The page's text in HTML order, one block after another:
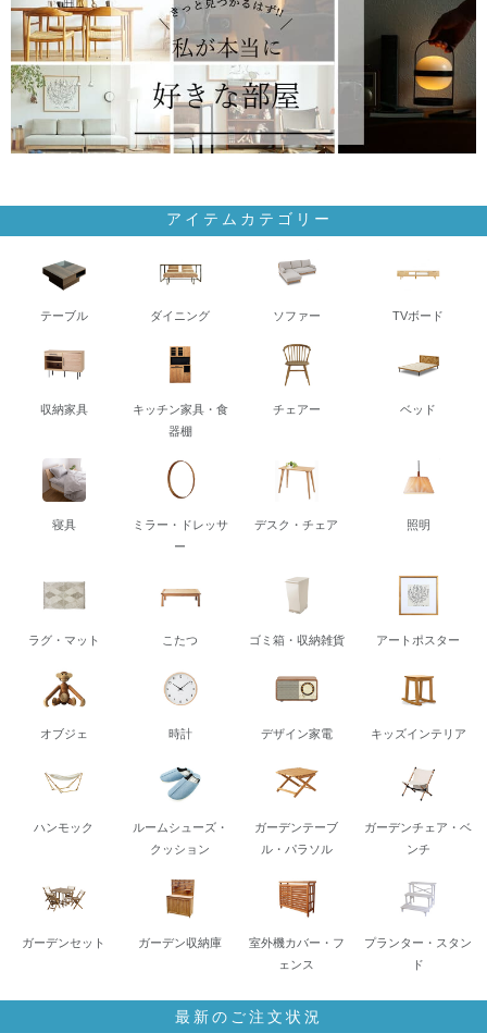
アイテムカテゴリー
テーブル ダイニング ソファー TVボード
収納家具
キッチン家具・食
器棚
チェアー ベッド
寝具
ミラー・ドレッサ
ー
デスク・チェア 照明
ラグ・マット こたつ ゴミ箱・収納雑貨 アートポスター
オブジェ 時計 デザイン家電 キッズインテリア
ハンモック
ルームシューズ・
クッション
ガーデンテーブ
ル・パラソル
ガーデンチェア・ベ
ンチ
ガーデンセット ガーデン収納庫
室外機カバー・フ
ェンス
プランター・スタン
ド
最新のご注文状況